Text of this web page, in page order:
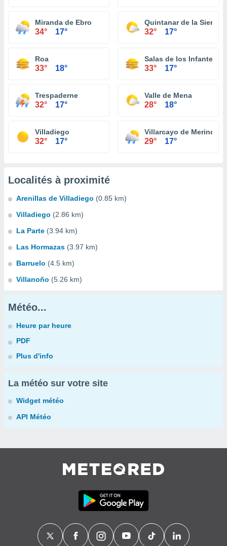
Miranda de Ebro
34° 17°
Quintanar de la Sierra
32° 17°
Roa
33° 18°
Salas de los Infantes
33° 17°
Trespaderne
32° 17°
Valle de Mena
28° 18°
Villadiego
32° 17°
Villarcayo de Merindad
29° 17°
Localités à proximité
Arenillas de Villadiego (0.85 km)
Villadiego (2.86 km)
La Parte (3.94 km)
Las Hormazas (3.97 km)
Barruelo (4.5 km)
Villanoño (5.26 km)
Météo...
Heure par heure
PDF
Plus d'info
La météo sur votre site
Widget météo
API Météo